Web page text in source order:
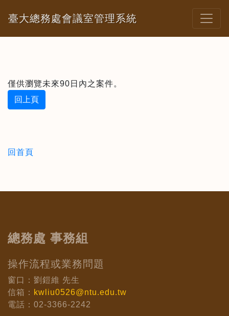
臺大總務處會議室管理系統
僅供瀏覽未來90日內之案件。
回上頁
回首頁
總務處 事務組
操作流程或業務問題
窗口：劉鎧維 先生
信箱： kwliu0526@ntu.edu.tw
電話：02-3366-2242